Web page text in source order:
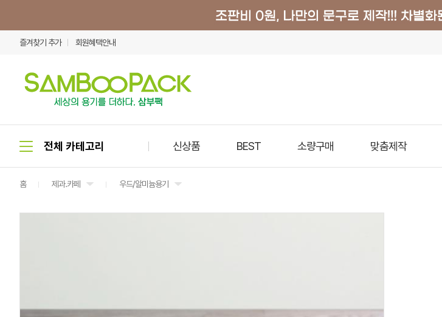
즐겨찾기 추가 회원혜택안내
신상품 BEST 소량구매 맞춤제작
홈 제과.카페 우드/알미늄용기